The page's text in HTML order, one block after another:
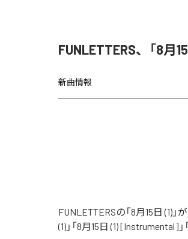
FUNLETTERS、「8月
新曲情報
FUNLETTERSの「8月15日 (1)
(1)」「8月15日 (1) [Instrumental]